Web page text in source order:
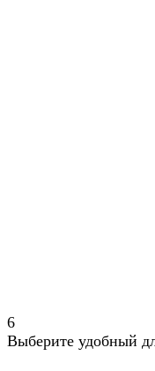
6
Выберите удобный